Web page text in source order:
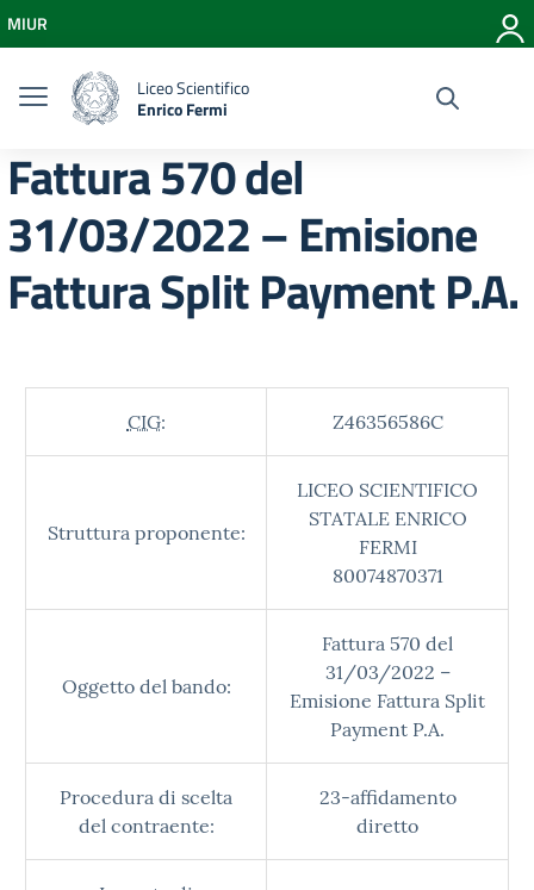
Vai al menu di navigazione
Vai al footer
MIUR
Liceo Scientifico
Enrico Fermi
Fattura 570 del
31/03/2022 – Emisione
Fattura Split Payment P.A.
CIG: Z46356586C
Struttura proponente:
LICEO SCIENTIFICO
STATALE ENRICO
FERMI
80074870371
Oggetto del bando:
Fattura 570 del
31/03/2022 –
Emisione Fattura Split
Payment P.A.
Procedura di scelta
del contraente:
23-affidamento
diretto